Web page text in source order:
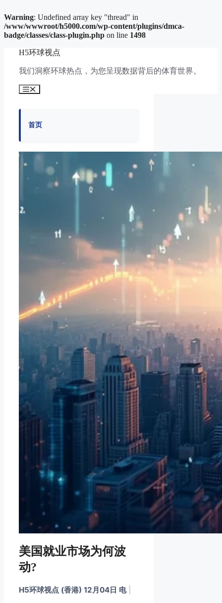
Warning: Undefined array key "thread" in
/www/wwwroot/h5000.com/wp-content/plugins/dmca-
badge/classes/class-plugin.php on line 1498
H5环球视点
我们洞察环球热点，为您呈现数据背后的体育世界。
菜
首页
美国就业市场为何波
动?
H5环球视点 (香港) 12月04日 电